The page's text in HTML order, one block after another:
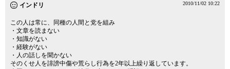
インドリ 2010/11/02 10:22
この人は常に、同種の人間と党を組み
・文章を読まない
・知識がない
・経験がない
・人の話しを聞かない
そのくせ人を誹謗中傷や荒らし行為を2年以上繰り返しています。